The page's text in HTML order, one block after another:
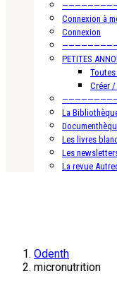
Connexion à
Connexion
PETITES
Créer
La
Les livres
Les
La revue
Odenth
micronutrition